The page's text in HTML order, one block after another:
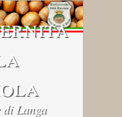
di Langa